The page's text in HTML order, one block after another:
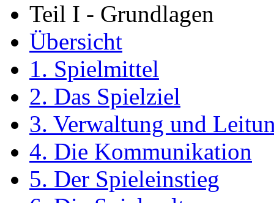
Teil I - Grundlagen
Übersicht
1. Spielmittel
2. Das Spielziel
3. Verwaltung und
4. Die Kommunikation
5. Der Spieleinstieg